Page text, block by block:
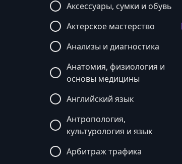
Аксессуары, сумки и обувь
Актерское мастерство
Анализы и диагностика
Анатомия, физиология и
основы медицины
Английский язык
Антропология,
культурология и язык
Арбитраж трафика